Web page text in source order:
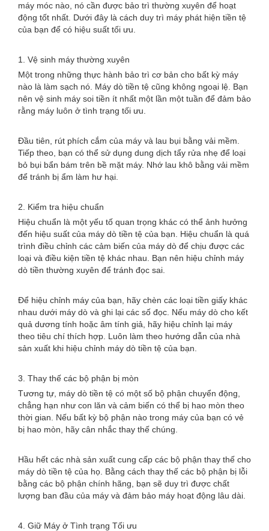
máy móc nào, nó cần được bảo trì thường xuyên để hoạt
động tốt nhất. Dưới đây là cách duy trì máy phát hiện tiền tệ
của bạn để có hiệu suất tối ưu.
1. Vệ sinh máy thường xuyên
Một trong những thực hành bảo trì cơ bản cho bất kỳ máy
nào là làm sạch nó. Máy dò tiền tệ cũng không ngoại lệ. Bạn
nên vệ sinh máy soi tiền ít nhất một lần một tuần để đảm bảo
rằng máy luôn ở tình trạng tối ưu.
Đầu tiên, rút ​​phích cắm của máy và lau bụi bằng vải mềm.
Tiếp theo, bạn có thể sử dụng dung dịch tẩy rửa nhẹ để loại
bỏ bụi bẩn bám trên bề mặt máy. Nhớ lau khô bằng vải mềm
để tránh bị ẩm làm hư hại.
2. Kiểm tra hiệu chuẩn
Hiệu chuẩn là một yếu tố quan trọng khác có thể ảnh hưởng
đến hiệu suất của máy dò tiền tệ của bạn. Hiệu chuẩn là quá
trình điều chỉnh các cảm biến của máy dò để chịu được các
loại và điều kiện tiền tệ khác nhau. Bạn nên hiệu chỉnh máy
dò tiền thường xuyên để tránh đọc sai.
Để hiệu chỉnh máy của bạn, hãy chèn các loại tiền giấy khác
nhau dưới máy dò và ghi lại các số đọc. Nếu máy dò cho kết
quả dương tính hoặc âm tính giả, hãy hiệu chỉnh lại máy
theo tiêu chí thích hợp. Luôn làm theo hướng dẫn của nhà
sản xuất khi hiệu chỉnh máy dò tiền tệ của bạn.
3. Thay thế các bộ phận bị mòn
Tương tự, máy dò tiền tệ có một số bộ phận chuyển động,
chẳng hạn như con lăn và cảm biến có thể bị hao mòn theo
thời gian. Nếu bất kỳ bộ phận nào trong máy của bạn có vẻ
bị hao mòn, hãy cân nhắc thay thế chúng.
Hầu hết các nhà sản xuất cung cấp các bộ phận thay thế cho
máy dò tiền tệ của họ. Bằng cách thay thế các bộ phận bị lỗi
bằng các bộ phận chính hãng, bạn sẽ duy trì được chất
lượng ban đầu của máy và đảm bảo máy hoạt động lâu dài.
4. Giữ Máy ở Tình trạng Tối ưu